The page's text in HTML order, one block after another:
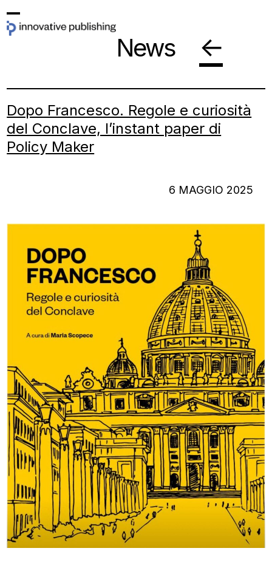
toOpen
Close
News ←
Dopo Francesco. Regole e curiosità
del Conclave, l’instant paper di
Policy Maker
6 MAGGIO 2025